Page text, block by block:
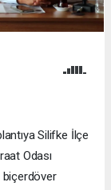
Silifke İlçe
Odası
biçerdöver